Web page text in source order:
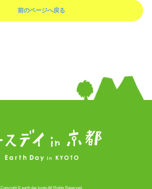
前のページへ戻る
Copyright © earth day kyoto.All Rights Reserved.